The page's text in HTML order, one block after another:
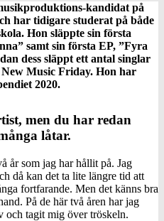
kandidat på
har tidigare studerat på både
Hon släppte sin första
samt sin första EP, ”Fyra
dess släppt ett antal singlar
Music Friday. Hon har
2020.
men du har redan
låtar.
år som jag har hållit på. Jag
då kan det ta lite längre tid att
fortfarande. Men det känns bra
På de här två åren har jag
och tagit mig över tröskeln.